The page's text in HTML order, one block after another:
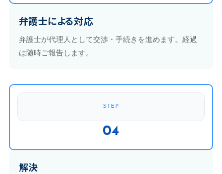
弁護士による対応
弁護士が代理人として交渉・手続きを進めます。経過
は随時ご報告します。
STEP
04
解決